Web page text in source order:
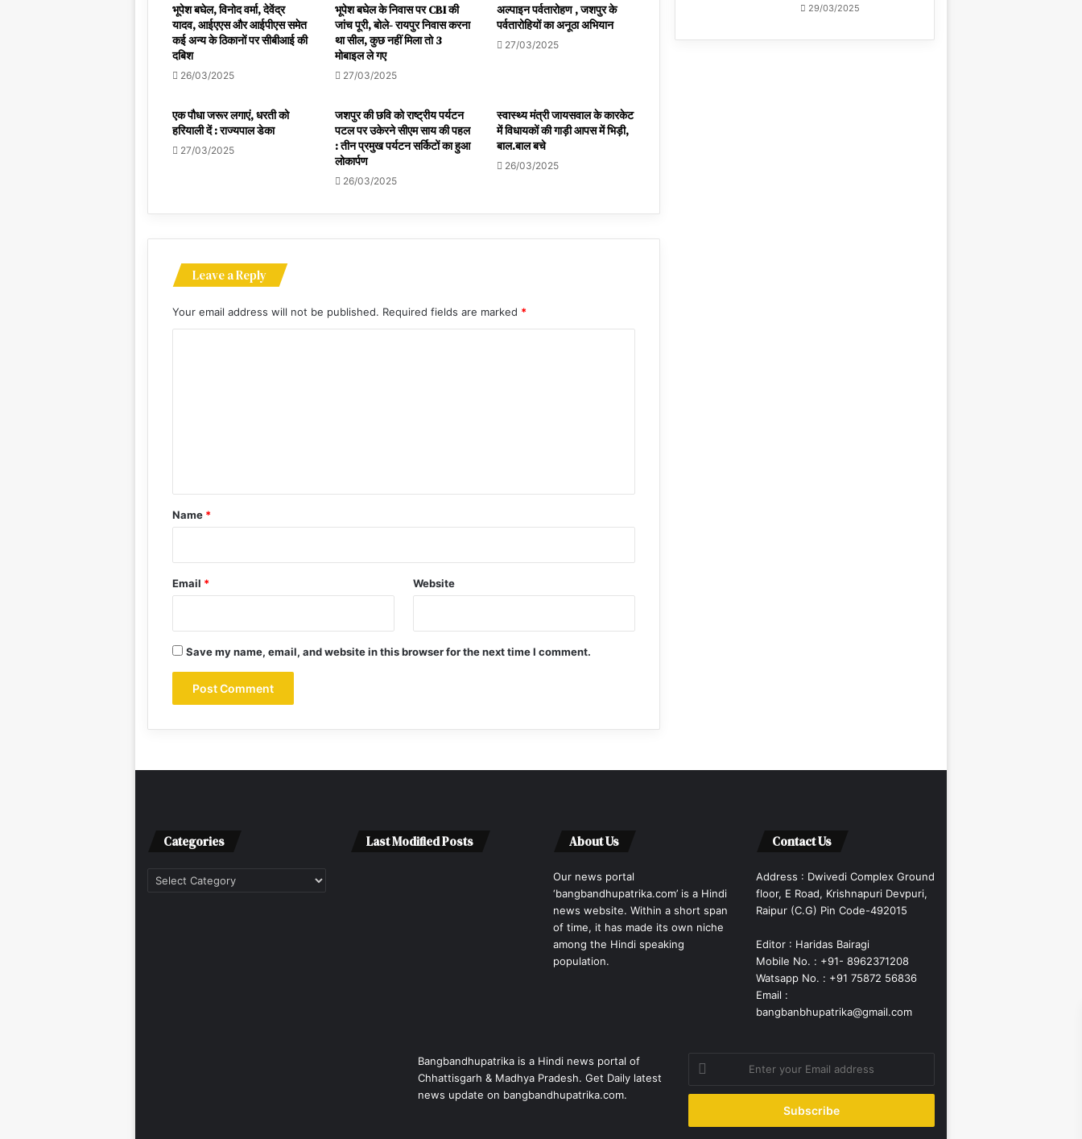
भूपेश बघेल, विनोद वर्मा, देवेंद्र
यादव, आईएएस और आईपीएस समेत
कई अन्य के ठिकानों पर सीबीआई की
दबिश
26/03/2025
भूपेश बघेल के निवास पर CBI की
जांच पूरी, बोले- रायपुर निवास करना
था सील, कुछ नहीं मिला तो 3
मोबाइल ले गए
27/03/2025
अल्पाइन पर्वतारोहण , जशपुर के
पर्वतारोहियों का अनूठा अभियान
27/03/2025
एक पौधा जरूर लगाएं, धरती को
हरियाली दें : राज्यपाल डेका
27/03/2025
जशपुर की छवि को राष्ट्रीय पर्यटन
पटल पर उकेरने सीएम साय की पहल
: तीन प्रमुख पर्यटन सर्किटों का हुआ
लोकार्पण
26/03/2025
स्वास्थ्य मंत्री जायसवाल के कारकेट
में विधायकों की गाड़ी आपस में भिड़ी,
बाल.बाल बचे
26/03/2025
Leave a Reply
Your email address will not be published. Required fields are marked *
*
Name *
Email * Website
Save my name, email, and website in this browser for the next time I comment.
29/03/2025
Categories
Categories
Last Modified Posts About Us
Our news portal
‘bangbandhupatrika.com’ is a Hindi
news website. Within a short span
of time, it has made its own niche
among the Hindi speaking
population.
Contact Us
Address : Dwivedi Complex Ground
floor, E Road, Krishnapuri Devpuri,
Raipur (C.G) Pin Code-492015
Editor : Haridas Bairagi
Mobile No. : +91- 8962371208
Watsapp No. : +91 75872 56836
Email :
bangbanbhupatrika@gmail.com
Bangbandhupatrika is a Hindi news portal of
Chhattisgarh & Madhya Pradesh. Get Daily latest
news update on bangbandhupatrika.com.
Enter
your
Email